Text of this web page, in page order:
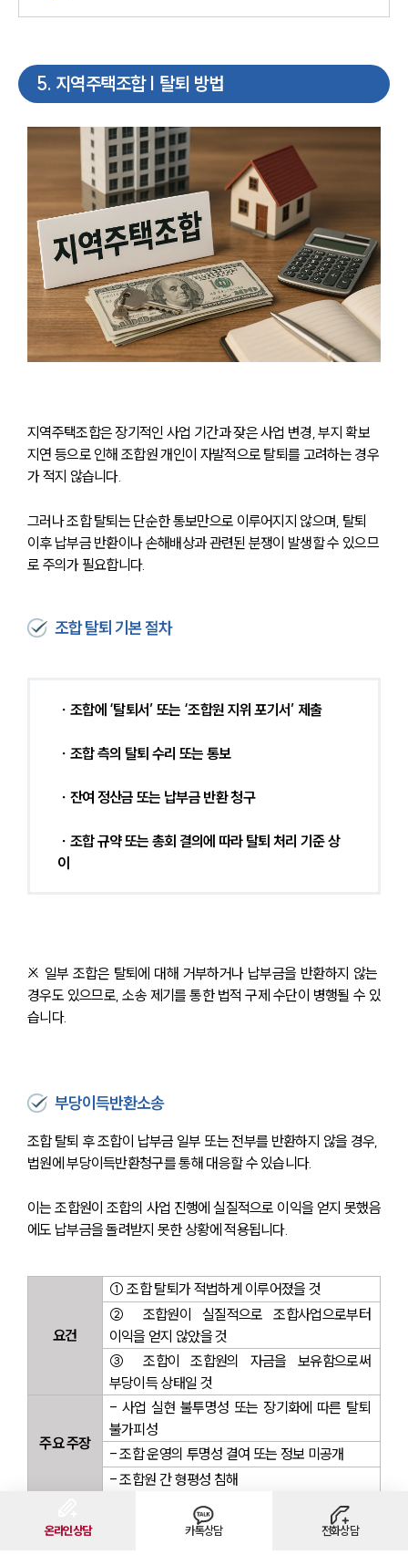
온라인상담 카톡상담 전화상담
5. 지역주택조합 | 탈퇴 방법
지역주택조합은 장기적인 사업 기간과 잦은 사업 변경, 부지 확보
지연 등으로 인해 조합원 개인이 자발적으로 탈퇴를 고려하는 경우
가 적지 않습니다.
그러나 조합 탈퇴는 단순한 통보만으로 이루어지지 않으며, 탈퇴
이후 납부금 반환이나 손해배상과 관련된 분쟁이 발생할 수 있으므
로 주의가 필요합니다.
조합 탈퇴 기본 절차
∙ 조합에 ‘탈퇴서’ 또는 ‘조합원 지위 포기서’ 제출
∙ 조합 측의 탈퇴 수리 또는 통보
∙ 잔여 정산금 또는 납부금 반환 청구
이
※ 일부 조합은 탈퇴에 대해 거부하거나 납부금을 반환하지 않는
경우도 있으므로, 소송 제기를 통한 법적 구제 수단이 병행될 수 있
습니다.
부당이득반환소송
조합 탈퇴 후 조합이 납부금 일부 또는 전부를 반환하지 않을 경우,
법원에 부당이득반환청구를 통해 대응할 수 있습니다.
이는 조합원이 조합의 사업 진행에 실질적으로 이익을 얻지 못했음
에도 납부금을 돌려받지 못한 상황에 적용됩니다.
요건
① 조합 탈퇴가 적법하게 이루어졌을 것
② 조합원이 실질적으로 조합사업으로부터
이익을 얻지 않았을 것
③ 조합이 조합원의 자금을 보유함으로써
부당이득 상태일 것
주요 주장
- 사업 실현 불투명성 또는 장기화에 따른 탈퇴
불가피성
- 조합 운영의 투명성 결여 또는 정보 미공개
- 조합원 간 형평성 침해
법원은 조합의 귀책사유 및 조합원 보호 필요성을 종합 고려하여